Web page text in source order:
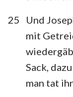
25
Und
mit
Sack,
man tat